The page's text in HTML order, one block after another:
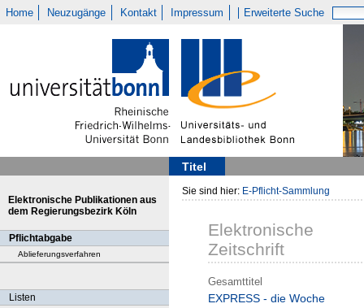
Home Neuzugänge Kontakt Impressum Erweiterte Suche
Titel
Elektronische Publikationen aus
dem Regierungsbezirk Köln
Pflichtabgabe
Ablieferungsverfahren
Listen
Sie sind hier: E-Pflicht-Sammlung
Elektronische
Zeitschrift
Gesamttitel
EXPRESS - die Woche